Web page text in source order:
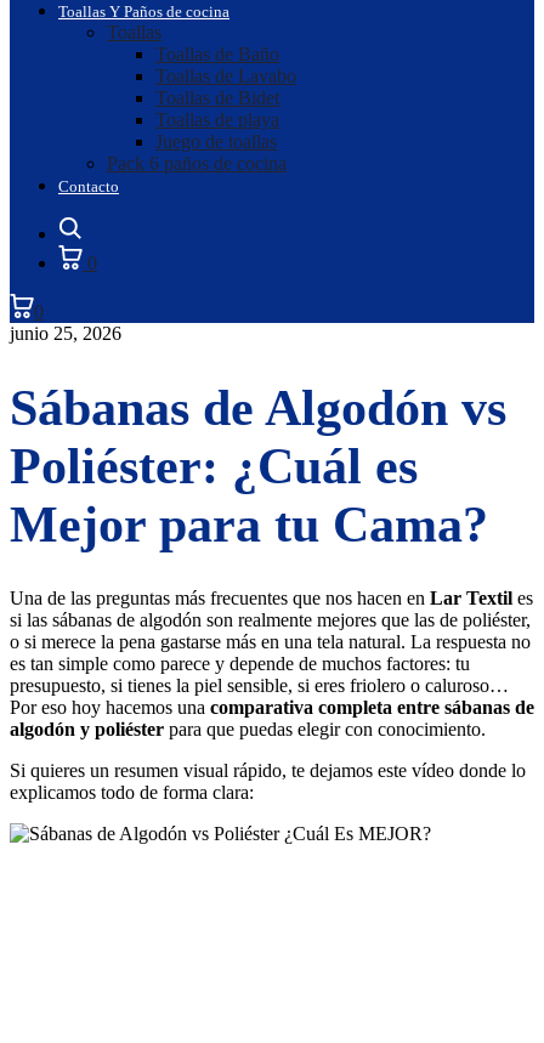
Toallas Y Paños de cocina
Toallas
Toallas de Baño
Toallas de Lavabo
Toallas de Bidet
Toallas de playa
Juego de toallas
Pack 6 paños de cocina
Contacto
0
0
junio 25, 2026
Sábanas de Algodón vs
Poliéster: ¿Cuál es
Mejor para tu Cama?
Una de las preguntas más frecuentes que nos hacen en Lar Textil es
si las sábanas de algodón son realmente mejores que las de poliéster,
o si merece la pena gastarse más en una tela natural. La respuesta no
es tan simple como parece y depende de muchos factores: tu
presupuesto, si tienes la piel sensible, si eres friolero o caluroso…
Por eso hoy hacemos una comparativa completa entre sábanas de
algodón y poliéster para que puedas elegir con conocimiento.
Si quieres un resumen visual rápido, te dejamos este vídeo donde lo
explicamos todo de forma clara: